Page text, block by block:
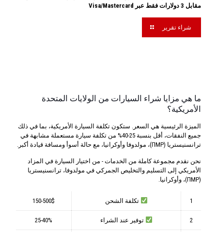
مقابل 3 دولارات فقط عبر Visa/Mastercard
شراء تقرير
ما هي مزايا شراء السيارات من الولايات المتحدة
الأمريكية؟
الميزة الرئيسية هي السعر. ستكون تكلفة السيارة الأمريكية، بما في ذلك
جميع النفقات، أقل بنسبة 25-40% من تكلفة سيارة مستعملة مشابهة في
ترانسنيستريا (ПМР)، مولدوفا وأوكرانيا، مع حالة أسوأ ومسافة قيادة أكبر.
نحن نقدم مجموعة كاملة من الخدمات - من اختيار السيارة في المزاد
الأمريكي إلى التسليم والتخليص الجمركي في مولدوفا، ترانسنيستريا
(ПМР)، وأوكرانيا.
1 تكلفة الشحن 150-500$
2 توفير عند الشراء 25-40%